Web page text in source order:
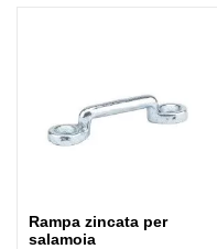
Rampa zincata per
salamoia